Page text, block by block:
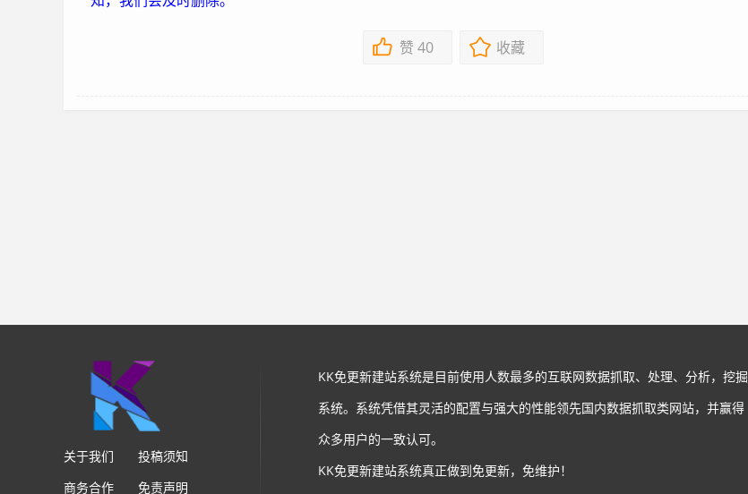
赞 40 收藏
关于我们
投稿须知
商务合作
免责声明
KK免更新建站系统是目前使用人数最多的互联网数据抓取、处理、分析，挖掘
系统。系统凭借其灵活的配置与强大的性能领先国内数据抓取类网站，并赢得
众多用户的一致认可。
KK免更新建站系统真正做到免更新，免维护！